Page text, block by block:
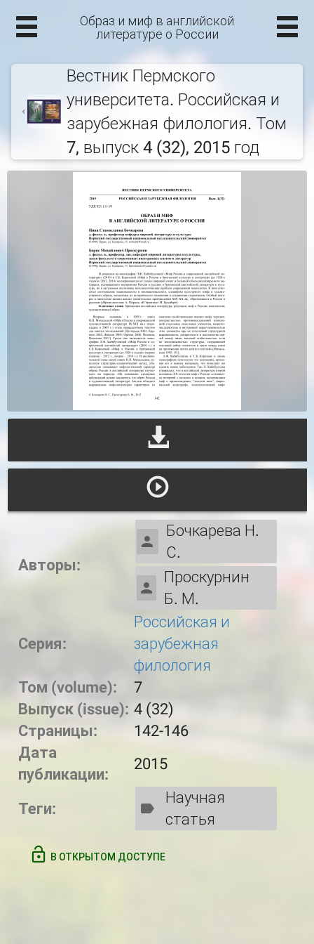
Образ и миф в английской
литературе о России
Вестник Пермского
университета. Российская и
зарубежная филология. Том
7, выпуск 4 (32), 2015 год
Авторы:
Бочкарева Н.
С.
Проскурнин
Б. М.
Серия:
Российская и
зарубежная
филология
Том (volume):
7
Выпуск (issue): 4 (32)
Страницы:
142-146
Дата
публикации:
2015
Теги:
Научная
статья
В ОТКРЫТОМ ДОСТУПЕ